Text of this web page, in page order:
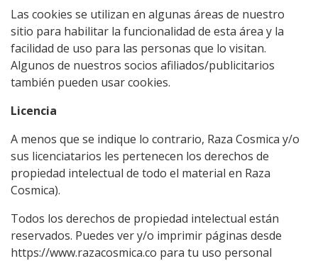
Las cookies se utilizan en algunas áreas de nuestro
sitio para habilitar la funcionalidad de esta área y la
facilidad de uso para las personas que lo visitan.
Algunos de nuestros socios afiliados/publicitarios
también pueden usar cookies.
Licencia
A menos que se indique lo contrario, Raza Cosmica y/o
sus licenciatarios les pertenecen los derechos de
propiedad intelectual de todo el material en Raza
Cosmica).
Todos los derechos de propiedad intelectual están
reservados. Puedes ver y/o imprimir páginas desde
https://www.razacosmica.co para tu uso personal